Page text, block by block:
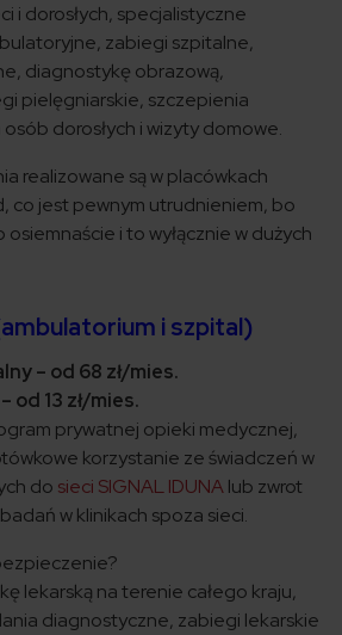
i dorosłych, specjalistyczne
zabiegi szpitalne,
diagnostykę obrazową,
pielęgniarskie, szczepienia
dorosłych i wizyty domowe.
realizowane są w placówkach
co jest pewnym utrudnieniem, bo
osiemnaście i to wyłącznie w dużych
i szpital)
– od 68 zł/mies.
od 13 zł/mies.
prywatnej opieki medycznej,
korzystanie ze świadczeń w
do sieci SIGNAL IDUNAlub zwrot
w klinikach spoza sieci.
lekarską na terenie całego kraju,
diagnostyczne, zabiegi lekarskie